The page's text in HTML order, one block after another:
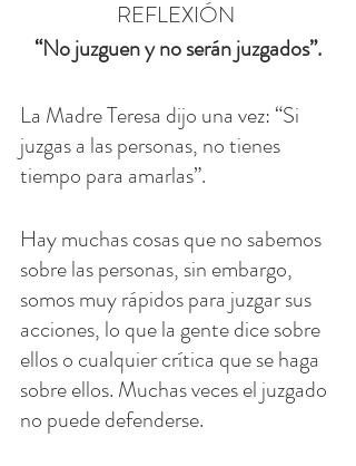
REFLEXIÓN
“No juzguen y no serán juzgados”.
La Madre Teresa dijo una vez: “Si
juzgas a las personas, no tienes
tiempo para amarlas”.
Hay muchas cosas que no sabemos
sobre las personas, sin embargo,
somos muy rápidos para juzgar sus
acciones, lo que la gente dice sobre
ellos o cualquier crítica que se haga
sobre ellos. Muchas veces el juzgado
no puede defenderse.